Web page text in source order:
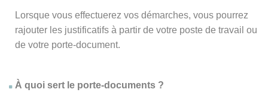
Lorsque vous effectuerez vos démarches, vous pourrez
rajouter les justificatifs à partir de votre poste de travail ou
de votre porte-document.
À quoi sert le porte-documents ?